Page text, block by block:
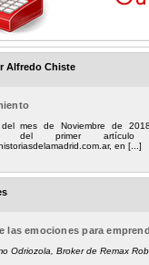
Alfredo Chiste
mes de Noviembre de
del primer
en [...]
las emociones para
Odriozola, Broker de Remax